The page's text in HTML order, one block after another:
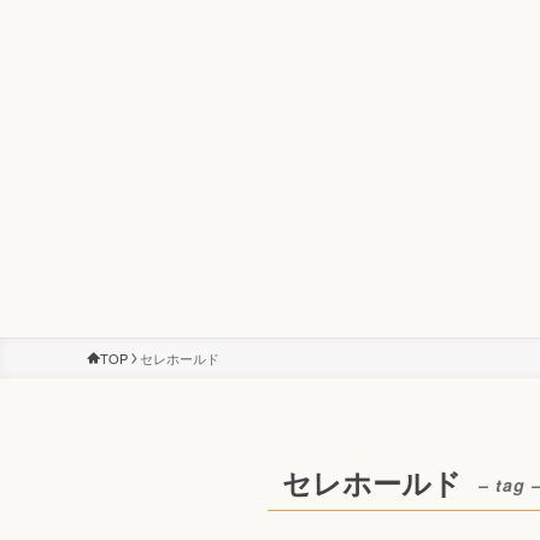
TOP セレホールド
セレホールド – tag